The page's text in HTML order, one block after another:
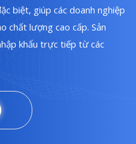
biệt, giúp các doanh nghiệp
chất lượng cao cấp. Sản
khẩu trực tiếp từ các